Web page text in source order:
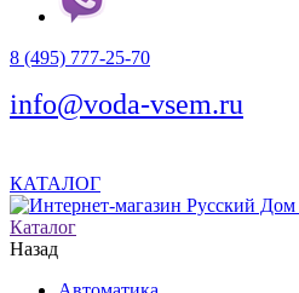
8 (495) 777-25-70
info@voda-vsem.ru
КАТАЛОГ
Каталог
Назад